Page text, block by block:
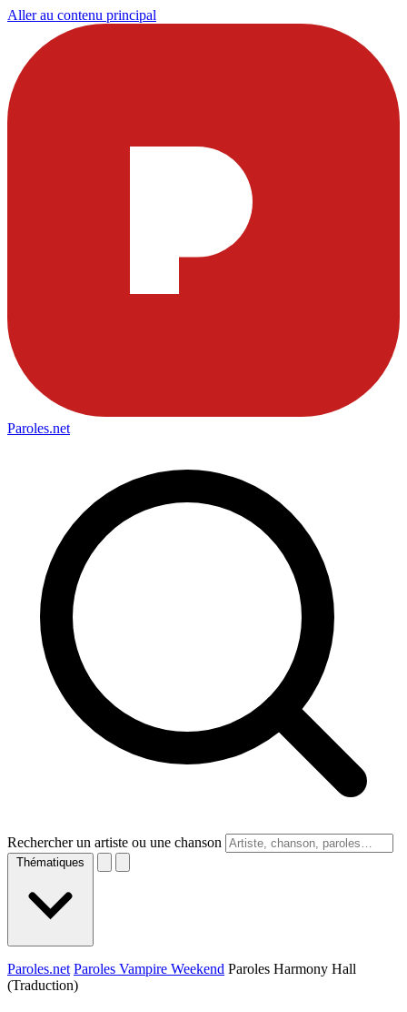
Aller au contenu principal
Paroles.net
Rechercher un artiste ou une chanson
Thématiques
Paroles.net Paroles Vampire Weekend Paroles Harmony Hall
(Traduction)